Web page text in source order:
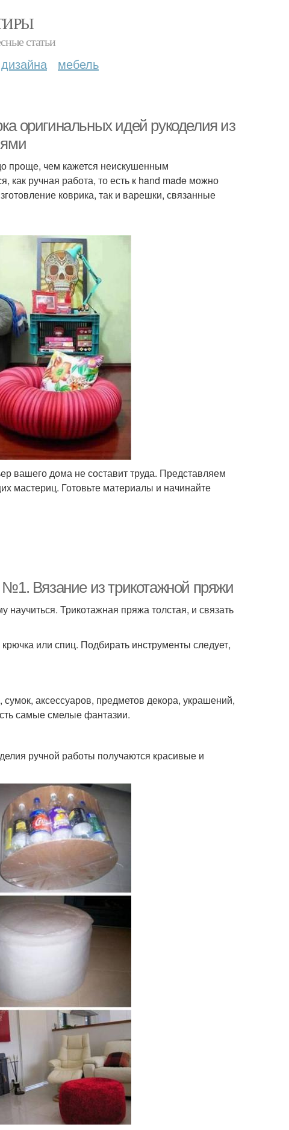
статьи
мебель
оригинальных идей рукоделия из
проще, чем кажется неискушенным
как ручная работа, то есть к hand made можно
коврика, так и варешки, связанные
вашего дома не составит труда. Представляем
мастериц. Готовьте материалы и начинайте
Вязание из трикотажной пряжи
научиться. Трикотажная пряжа толстая, и связать
или спиц. Подбирать инструменты следует,
аксессуаров, предметов декора, украшений,
самые смелые фантазии.
ручной работы получаются красивые и